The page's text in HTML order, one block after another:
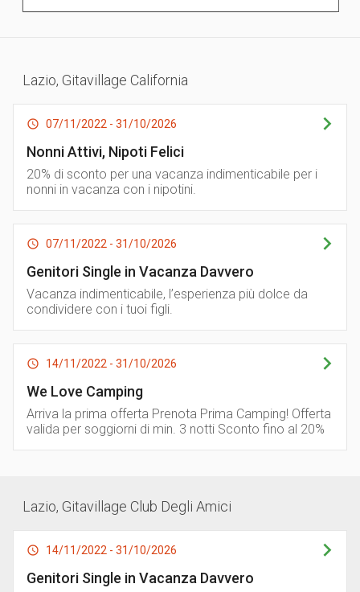
Lazio, Gitavillage California
07/11/2022 - 31/10/2026
Nonni Attivi, Nipoti Felici
20% di sconto per una vacanza indimenticabile per i
nonni in vacanza con i nipotini.
07/11/2022 - 31/10/2026
Genitori Single in Vacanza Davvero
Vacanza indimenticabile, l’esperienza più dolce da
condividere con i tuoi figli.
14/11/2022 - 31/10/2026
We Love Camping
Arriva la prima offerta Prenota Prima Camping! Offerta
valida per soggiorni di min. 3 notti Sconto fino al 20%
Lazio, Gitavillage Club Degli Amici
14/11/2022 - 31/10/2026
Genitori Single in Vacanza Davvero